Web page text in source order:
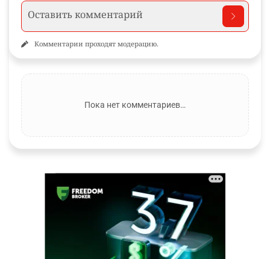
Комментарии проходят модерацию.
Пока нет комментариев…